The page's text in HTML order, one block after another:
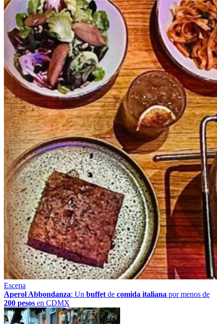
Escena
Aperol Abbondanza: Un buffet de comida italiana por menos de
200 pesos en CDMX